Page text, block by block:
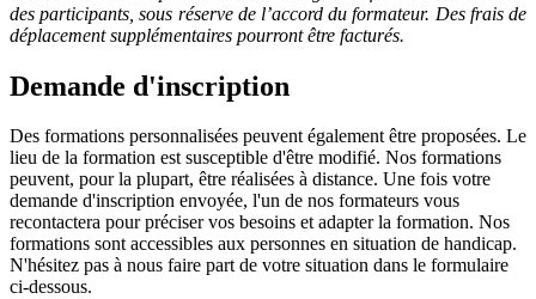
des participants, sous réserve de l’accord du formateur. Des frais de
déplacement supplémentaires pourront être facturés.
Demande d'inscription
Des formations personnalisées peuvent également être proposées. Le
lieu de la formation est susceptible d'être modifié. Nos formations
peuvent, pour la plupart, être réalisées à distance. Une fois votre
demande d'inscription envoyée, l'un de nos formateurs vous
recontactera pour préciser vos besoins et adapter la formation. Nos
formations sont accessibles aux personnes en situation de handicap.
N'hésitez pas à nous faire part de votre situation dans le formulaire
ci-dessous.